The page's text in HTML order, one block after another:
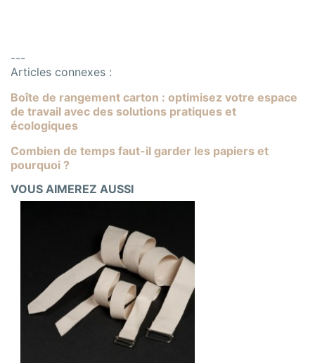
---
Articles connexes :
Boîte de rangement carton : optimisez votre espace
de travail avec des solutions pratiques et
écologiques
Combien de temps faut-il garder les papiers et
pourquoi ?
VOUS AIMEREZ AUSSI